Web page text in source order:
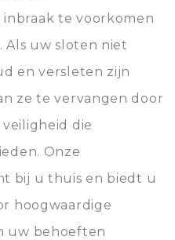
te voorkomen
Als uw sloten niet
en versleten zijn
ze te vervangen door
die
Onze
bij u thuis en biedt u
hoogwaardige
uw behoeften